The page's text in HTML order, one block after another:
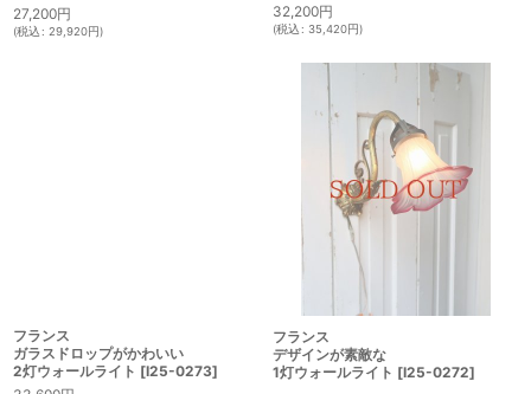
27,200円
(税込: 29,920円)
32,200円
(税込: 35,420円)
フランス
ガラスドロップがかわいい
2灯ウォールライト [I25-0273]
フランス
デザインが素敵な
1灯ウォールライト [I25-0272]